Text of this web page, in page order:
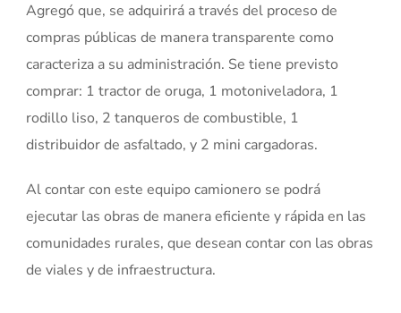
Agregó que, se adquirirá a través del proceso de
compras públicas de manera transparente como
caracteriza a su administración. Se tiene previsto
comprar: 1 tractor de oruga, 1 motoniveladora, 1
rodillo liso, 2 tanqueros de combustible, 1
distribuidor de asfaltado, y 2 mini cargadoras.
Al contar con este equipo camionero se podrá
ejecutar las obras de manera eficiente y rápida en las
comunidades rurales, que desean contar con las obras
de viales y de infraestructura.